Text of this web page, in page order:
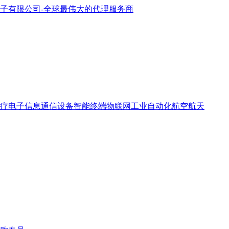
电子信息通信设备智能终端物联网 工业自动化航空航天